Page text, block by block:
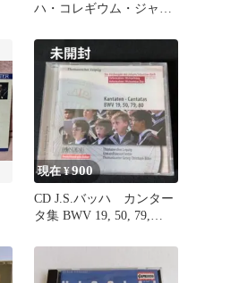
ハ・コレギウム・ジャパ
現在 ¥900
CD J.S.バッハ カンター
タ集 BWV 19, 50, 79,